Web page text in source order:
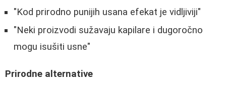
"Kod prirodno punijih usana efekat je vidljiviji"
"Neki proizvodi sužavaju kapilare i dugoročno
mogu isušiti usne"
Prirodne alternative